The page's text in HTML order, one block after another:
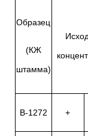
Образец
(КЖ
штамма)
В-1272 +